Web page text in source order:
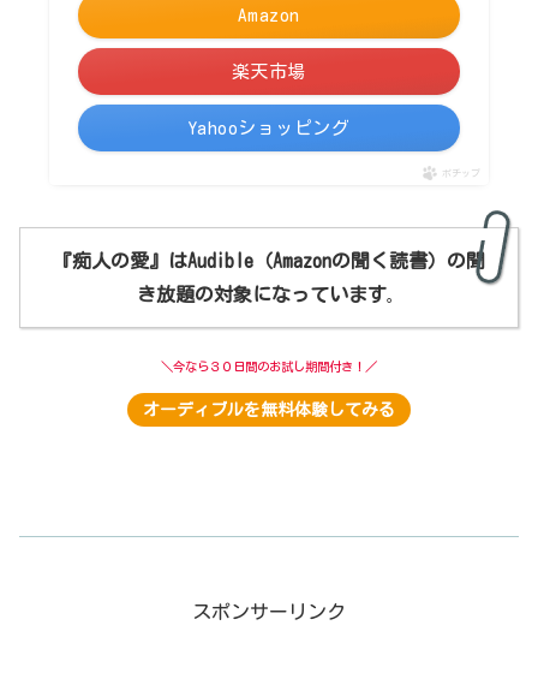
Amazon
楽天市場
Yahooショッピング
ポチップ
『痴人の愛』はAudible （Amazonの聞く読書） の聞
き放題の対象になっています。
＼今なら３０日間のお試し期間付き！／
オーディブルを無料体験してみる
スポンサーリンク